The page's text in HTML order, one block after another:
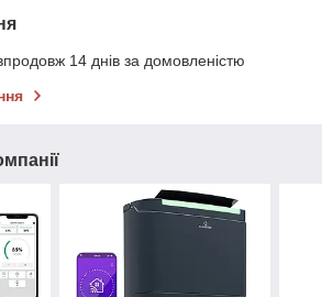
14 днів за домовленістю